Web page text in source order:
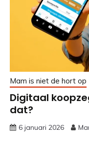
Mam is niet de hort op
Digitaal
dat?
6 januari 2026